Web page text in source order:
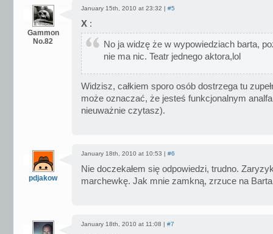
Gammon
No.82
January 15th, 2010 at 23:32 | #5
X :
No ja widzę że w wypowiedziach barta,
nie ma nic. Teatr jednego aktora,lol
Widzisz, całkiem sporo osób dostrzega tu
może oznaczać, że jesteś funkcjonalnym
nieuważnie czytasz).
pdjakow
January 18th, 2010 at 10:53 | #6
Nie doczekałem się odpowiedzi, trudno.
marchewkę. Jak mnie zamkną, zrzuce na
January 18th, 2010 at 11:08 | #7